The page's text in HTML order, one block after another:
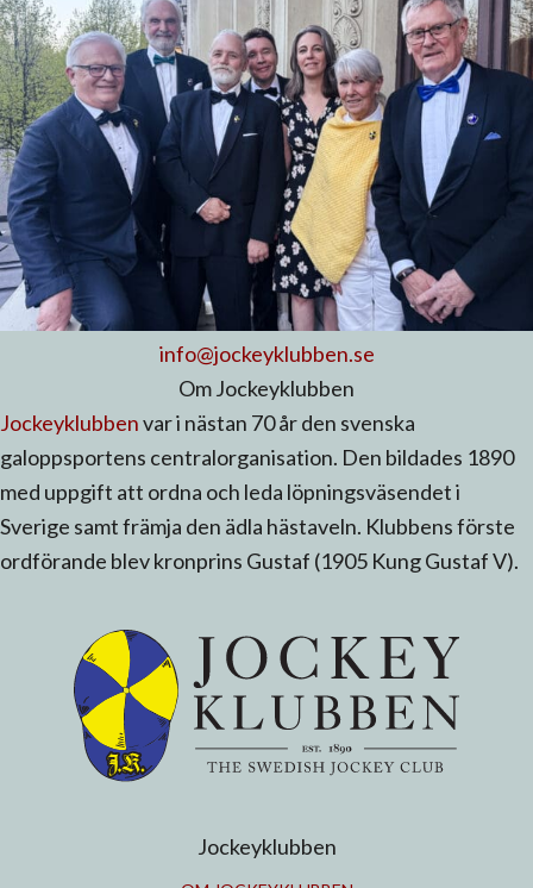
info@jockeyklubben.se
Om Jockeyklubben
Jockeyklubbenvar i nästan 70 år den svenska
galoppsportens centralorganisation. Den bildades 1890
med uppgift att ordna och leda löpningsväsendet i
Sverige samt främja den ädla hästaveln. Klubbens förste
ordförande blev kronprins Gustaf (1905 Kung Gustaf V).
Jockeyklubben